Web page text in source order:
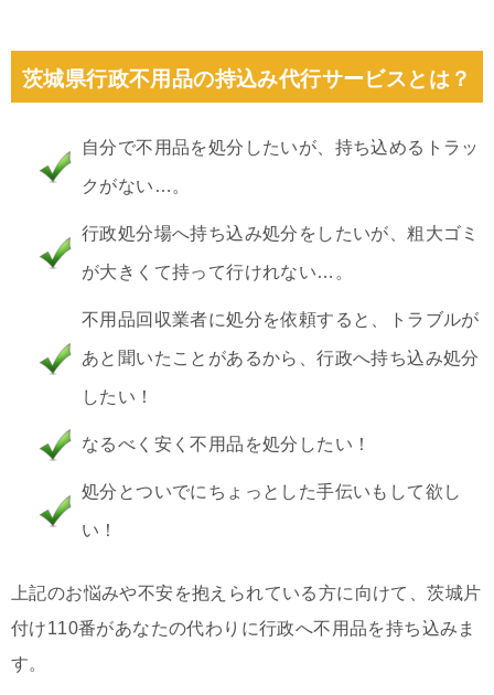
茨城県行政不用品の持込み代行サービスとは？
自分で不用品を処分したいが、持ち込めるトラッ
クがない…。
行政処分場へ持ち込み処分をしたいが、粗大ゴミ
が大きくて持って行けれない…。
不用品回収業者に処分を依頼すると、トラブルが
あと聞いたことがあるから、行政へ持ち込み処分
したい！
なるべく安く不用品を処分したい！
処分とついでにちょっとした手伝いもして欲し
い！
上記のお悩みや不安を抱えられている方に向けて、茨城片
付け110番があなたの代わりに行政へ不用品を持ち込みま
す。